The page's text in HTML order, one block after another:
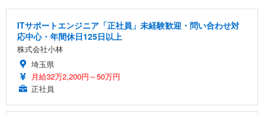
ITサポートエンジニア「正社員」未経験歓迎・問い合わせ対
応中心・年間休日125日以上
株式会社小林
埼玉県
月給32万2,200円～50万円
正社員